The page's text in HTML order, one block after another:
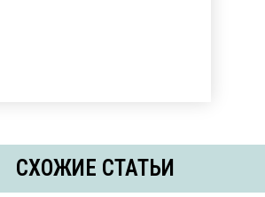
СХОЖИЕ СТАТЬИ